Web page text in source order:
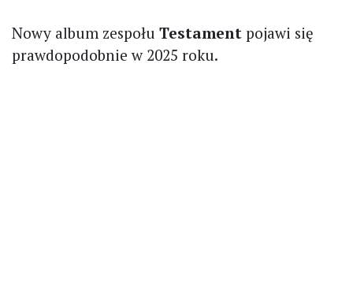
Nowy album zespołu Testament pojawi się
prawdopodobnie w 2025 roku.